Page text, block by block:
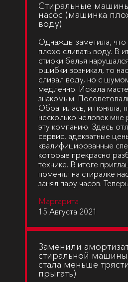
Cтиральные
насос (машинка
воду)
Однажды заметила, что
плохо сливать воду. В
стирки белья
ошибки возникал, то
сливал воду, но с
медленно. Искала
знакомым.
Обратилась, и поняла,
несколько человек
эту компанию. Здесь
сервис, адекватные
квалифицированные
которые прекрасно
технике. В итоге
поменял на стиралке
занял пару часов.
Маргарита
15 Августа 2021
Заменили
стиральной
стала меньше
прыгать)